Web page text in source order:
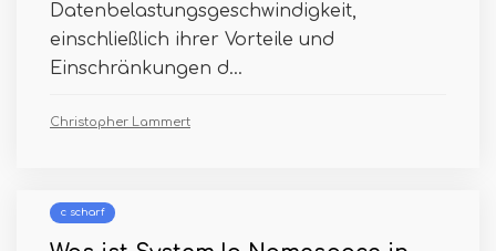
Datenbelastungsgeschwindigkeit,
einschließlich ihrer Vorteile und
Einschränkungen d...
Christopher Lammert
c scharf